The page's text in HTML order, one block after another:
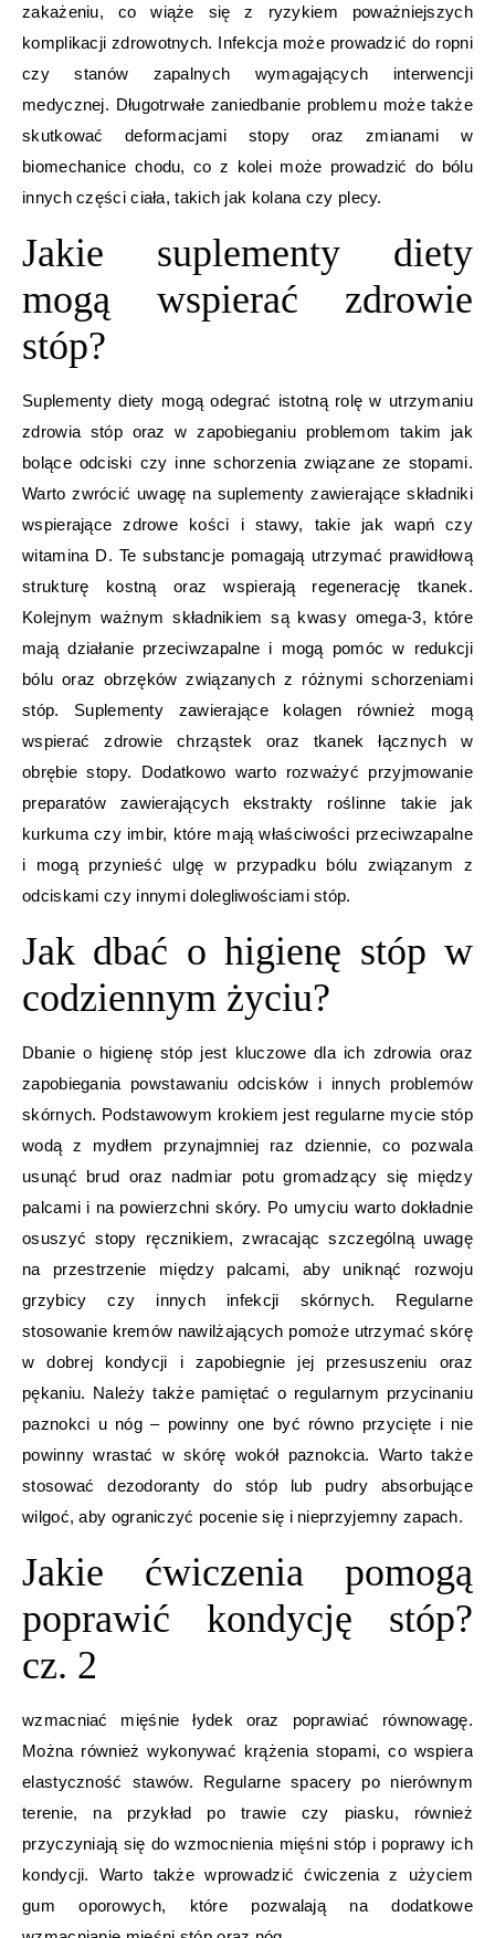
zakażeniu, co wiąże się z ryzykiem poważniejszych
komplikacji zdrowotnych. Infekcja może prowadzić do ropni
czy stanów zapalnych wymagających interwencji
medycznej. Długotrwałe zaniedbanie problemu może także
skutkować deformacjami stopy oraz zmianami w
biomechanice chodu, co z kolei może prowadzić do bólu
innych części ciała, takich jak kolana czy plecy.
Jakie suplementy diety
mogą wspierać zdrowie
stóp?
Suplementy diety mogą odegrać istotną rolę w utrzymaniu
zdrowia stóp oraz w zapobieganiu problemom takim jak
bolące odciski czy inne schorzenia związane ze stopami.
Warto zwrócić uwagę na suplementy zawierające składniki
wspierające zdrowe kości i stawy, takie jak wapń czy
witamina D. Te substancje pomagają utrzymać prawidłową
strukturę kostną oraz wspierają regenerację tkanek.
Kolejnym ważnym składnikiem są kwasy omega-3, które
mają działanie przeciwzapalne i mogą pomóc w redukcji
bólu oraz obrzęków związanych z różnymi schorzeniami
stóp. Suplementy zawierające kolagen również mogą
wspierać zdrowie chrząstek oraz tkanek łącznych w
obrębie stopy. Dodatkowo warto rozważyć przyjmowanie
preparatów zawierających ekstrakty roślinne takie jak
kurkuma czy imbir, które mają właściwości przeciwzapalne
i mogą przynieść ulgę w przypadku bólu związanym z
odciskami czy innymi dolegliwościami stóp.
Jak dbać o higienę stóp w
codziennym życiu?
Dbanie o higienę stóp jest kluczowe dla ich zdrowia oraz
zapobiegania powstawaniu odcisków i innych problemów
skórnych. Podstawowym krokiem jest regularne mycie stóp
wodą z mydłem przynajmniej raz dziennie, co pozwala
usunąć brud oraz nadmiar potu gromadzący się między
palcami i na powierzchni skóry. Po umyciu warto dokładnie
osuszyć stopy ręcznikiem, zwracając szczególną uwagę
na przestrzenie między palcami, aby uniknąć rozwoju
grzybicy czy innych infekcji skórnych. Regularne
stosowanie kremów nawilżających pomoże utrzymać skórę
w dobrej kondycji i zapobiegnie jej przesuszeniu oraz
pękaniu. Należy także pamiętać o regularnym przycinaniu
paznokci u nóg – powinny one być równo przycięte i nie
powinny wrastać w skórę wokół paznokcia. Warto także
stosować dezodoranty do stóp lub pudry absorbujące
wilgoć, aby ograniczyć pocenie się i nieprzyjemny zapach.
Jakie ćwiczenia pomogą
poprawić kondycję stóp?
cz. 2
wzmacniać mięśnie łydek oraz poprawiać równowagę.
Można również wykonywać krążenia stopami, co wspiera
elastyczność stawów. Regularne spacery po nierównym
terenie, na przykład po trawie czy piasku, również
przyczyniają się do wzmocnienia mięśni stóp i poprawy ich
kondycji. Warto także wprowadzić ćwiczenia z użyciem
gum oporowych, które pozwalają na dodatkowe